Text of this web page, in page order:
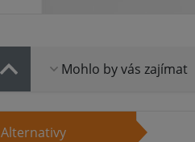
Mohlo by vás zajímat
Alternativy